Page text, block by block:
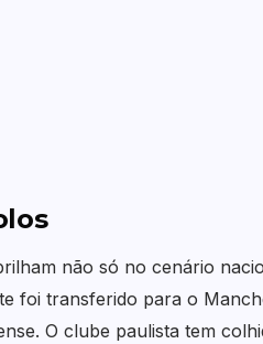
não só no cenário
foi transferido para o
O clube paulista tem